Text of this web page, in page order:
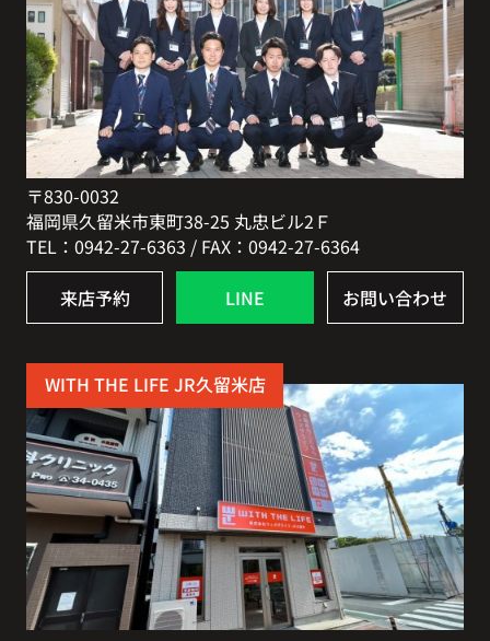
〒830-0032
福岡県久留米市東町38-25 丸忠ビル2Ｆ
TEL：0942-27-6363 / FAX：0942-27-6364
来店予約 LINE お問い合わせ
WITH THE LIFE JR久留米店